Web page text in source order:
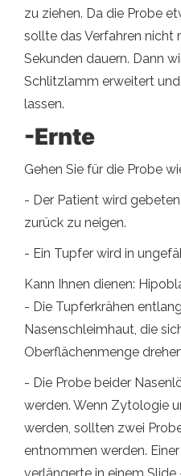
zu ziehen. Da die Probe
sollte das Verfahren nicht
Sekunden dauern. Dann
Schlitzlamm erweitert
lassen.
-Ernte
Gehen Sie für die Probe
- Der Patient wird
zurück zu neigen.
- Ein Tupfer wird in
Kann Ihnen dienen:
- Die Tupferkrähen
Nasenschleimhaut, die
Oberflächenmenge
- Die Probe beider
werden. Wenn Zytologie
werden, sollten zwei
entnommen werden.